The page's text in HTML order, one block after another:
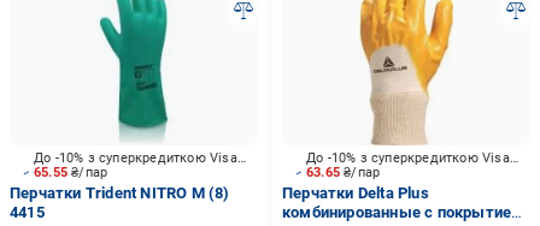
65.55₴/пар
До -10% з суперкредиткою Visa Вигода
Перчатки Trident NITRO M (8)
4415
63.65₴/пар
До -10% з суперкредиткою Visa Вигода
Перчатки Delta Plus
комбинированные с покрытием